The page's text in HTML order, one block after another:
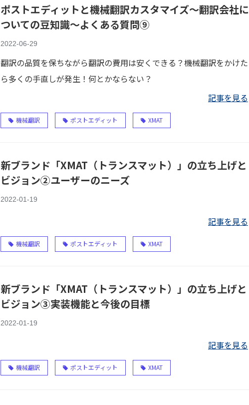
ポストエディットと機械翻訳カスタマイズ～翻訳会社に
ついての豆知識～よくある質問⑨
2022-06-29
翻訳の品質を保ちながら翻訳の費用は安くできる？機械翻訳をかけた
ら多くの手直しが発生！何とかならない？
記事を見る
機械翻訳 ポストエディット XMAT
新ブランド「XMAT（トランスマット）」の立ち上げと
ビジョン②ユーザーのニーズ
2022-01-19
記事を見る
機械翻訳 ポストエディット XMAT
新ブランド「XMAT（トランスマット）」の立ち上げと
ビジョン③実装機能と今後の目標
2022-01-19
記事を見る
機械翻訳 ポストエディット XMAT